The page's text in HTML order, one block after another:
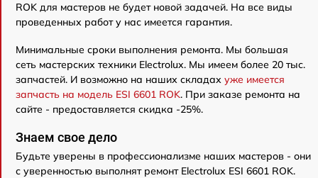
ROK для мастеров не будет новой задачей. На все виды
проведенных работ у нас имеется гарантия.
Минимальные сроки выполнения ремонта. Мы большая
сеть мастерских техники Electrolux. Мы имеем более 20 тыс.
запчастей. И возможно на наших складах уже имеется
запчасть на модель ESI 6601 ROK. При заказе ремонта на
сайте - предоставляется скидка -25%.
Знаем свое дело
Будьте уверены в профессионализме наших мастеров - они
с уверенностью выполнят ремонт Electrolux ESI 6601 ROK.